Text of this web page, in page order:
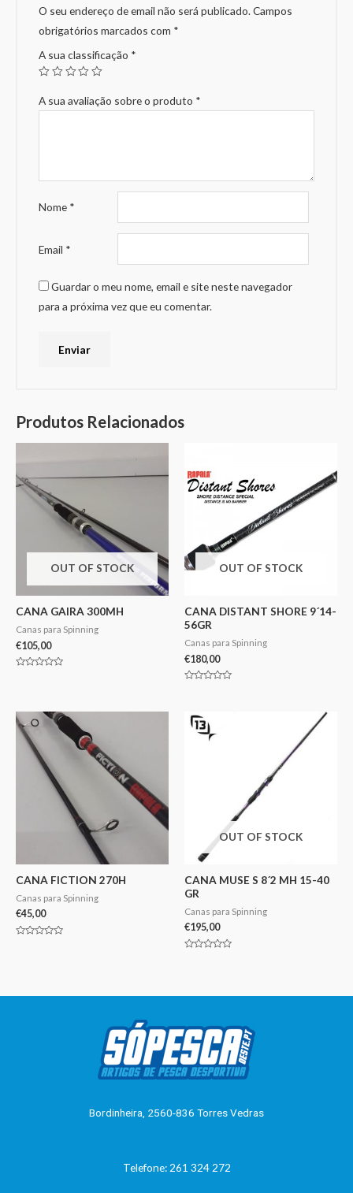
O seu endereço de email não será publicado. Campos
obrigatórios marcados com *
A sua classificação *
A sua avaliação sobre o produto *
Nome *
Email *
Guardar o meu nome, email e site neste navegador
para a próxima vez que eu comentar.
Produtos Relacionados
OUT OF STOCK
CANA GAIRA 300MH
Canas para Spinning
€105,00
OUT OF STOCK
CANA DISTANT SHORE 9´14-
56GR
Canas para Spinning
€180,00
CANA FICTION 270H
Canas para Spinning
€45,00
OUT OF STOCK
CANA MUSE S 8´2 MH 15-40
GR
Canas para Spinning
€195,00
Bordinheira, 2560-836 Torres Vedras
Telefone: 261 324 272